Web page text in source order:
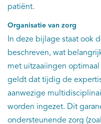
patiënt.
Organisatie van zorg
In deze bijlage staat ook
beschreven, wat
met uitzaaiingen
geldt dat tijdig de
aanwezige
worden ingezet. Dit
ondersteunende zorg